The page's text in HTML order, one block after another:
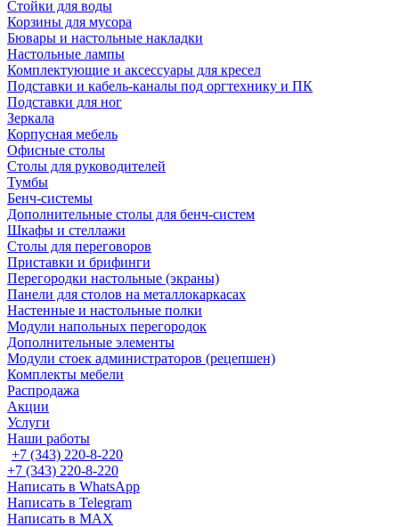
Стойки для воды
Корзины для мусора
Бювары и настольные накладки
Настольные лампы
Комплектующие и аксессуары для кресел
Подставки и кабель-каналы под оргтехнику и ПК
Подставки для ног
Зеркала
Корпусная мебель
Офисные столы
Столы для руководителей
Тумбы
Бенч-системы
Дополнительные столы для бенч-систем
Шкафы и стеллажи
Столы для переговоров
Приставки и брифинги
Перегородки настольные (экраны)
Панели для столов на металлокаркасах
Настенные и настольные полки
Модули напольных перегородок
Дополнительные элементы
Модули стоек администраторов (рецепшен)
Комплекты мебели
Распродажа
Акции
Услуги
Наши работы
+7 (343) 220-8-220
+7 (343) 220-8-220
Написать в WhatsApp
Написать в Telegram
Написать в MAX